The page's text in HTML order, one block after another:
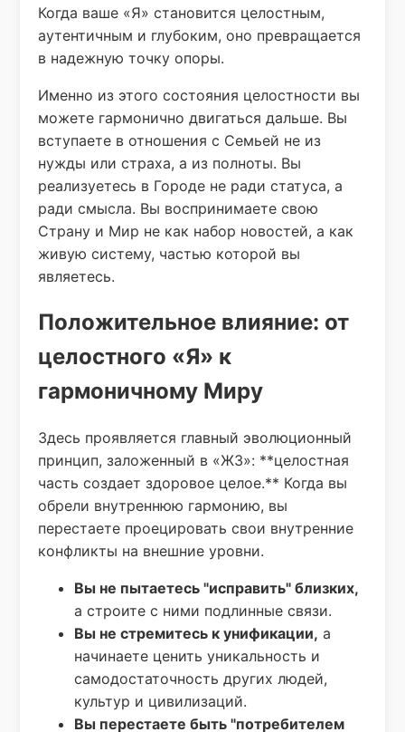
Когда ваше «Я» становится целостным,
аутентичным и глубоким, оно превращается
в надежную точку опоры.
Именно из этого состояния целостности вы
можете гармонично двигаться дальше. Вы
вступаете в отношения с Семьей не из
нужды или страха, а из полноты. Вы
реализуетесь в Городе не ради статуса, а
ради смысла. Вы воспринимаете свою
Страну и Мир не как набор новостей, а как
живую систему, частью которой вы
являетесь.
Положительное влияние: от
целостного «Я» к
гармоничному Миру
Здесь проявляется главный эволюционный
принцип, заложенный в «ЖЗ»: **целостная
часть создает здоровое целое.** Когда вы
обрели внутреннюю гармонию, вы
перестаете проецировать свои внутренние
конфликты на внешние уровни.
Вы не пытаетесь "исправить" близких,
а строите с ними подлинные связи.
Вы не стремитесь к унификации, а
начинаете ценить уникальность и
самодостаточность других людей,
культур и цивилизаций.
Вы перестаете быть "потребителем